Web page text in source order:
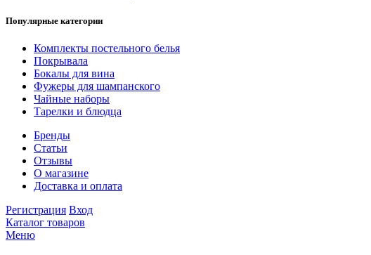
Популярные категории
Комплекты постельного белья
Покрывала
Бокалы для вина
Фужеры для шампанского
Чайные наборы
Тарелки и блюдца
Бренды
Статьи
Отзывы
О магазине
Доставка и оплата
Регистрация Вход
Каталог товаров
Меню